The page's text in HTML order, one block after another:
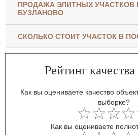
ПРОДАЖА ЭЛИТНЫХ УЧАСТКОВ
БУЗЛАНОВО
СКОЛЬКО СТОИТ УЧАСТОК В
Рейтинг
Как вы оцениваете качество
выборке?
Как вы оцениваете